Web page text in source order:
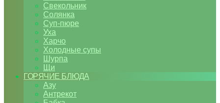
Свекольник
Солянка
Суп-пюре
Уха
Харчо
Холодные супы
Шурпа
Щи
ГОРЯЧИЕ БЛЮДА
Азу
Антрекот